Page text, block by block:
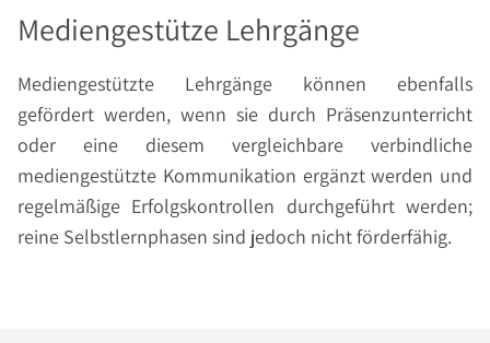
Mediengestütze Lehrgänge
Mediengestützte Lehrgänge können ebenfalls
gefördert werden, wenn sie durch Präsenzunterricht
oder eine diesem vergleichbare verbindliche
mediengestützte Kommunikation ergänzt werden und
regelmäßige Erfolgskontrollen durchgeführt werden;
reine Selbstlernphasen sind jedoch nicht förderfähig.